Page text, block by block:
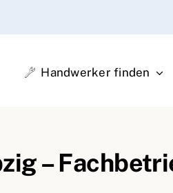
Handwerker finden
–